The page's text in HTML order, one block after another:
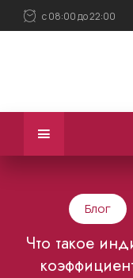
с 08:00 до 22:00
Блог
Что такое